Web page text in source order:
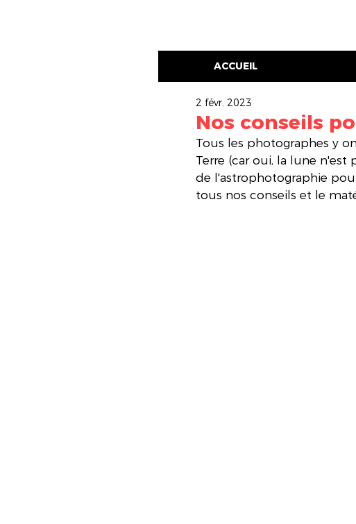
ACCUEIL
Nos conseils
2 févr. 2023
Tous les photographes y
Terre (car oui, la lune
de l'astrophotographie
tous nos conseils et le